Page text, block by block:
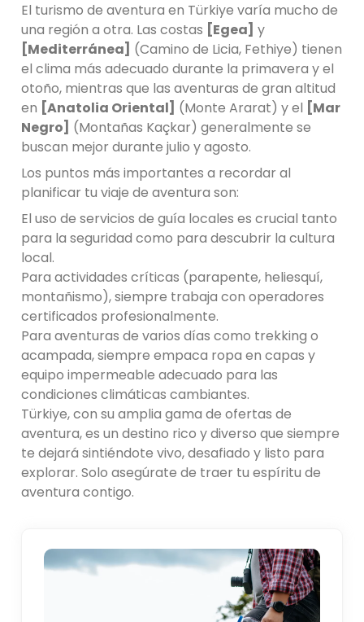
El turismo de aventura en Türkiye varía mucho de
una región a otra. Las costas [Egea] y
[Mediterránea] (Camino de Licia, Fethiye) tienen
el clima más adecuado durante la primavera y el
otoño, mientras que las aventuras de gran altitud
en [Anatolia Oriental] (Monte Ararat) y el [Mar
Negro] (Montañas Kaçkar) generalmente se
buscan mejor durante julio y agosto.
Los puntos más importantes a recordar al
planificar tu viaje de aventura son:
El uso de servicios de guía locales es crucial tanto
para la seguridad como para descubrir la cultura
local.
Para actividades críticas (parapente, heliesquí,
montañismo), siempre trabaja con operadores
certificados profesionalmente.
Para aventuras de varios días como trekking o
acampada, siempre empaca ropa en capas y
equipo impermeable adecuado para las
condiciones climáticas cambiantes.
Türkiye, con su amplia gama de ofertas de
aventura, es un destino rico y diverso que siempre
te dejará sintiéndote vivo, desafiado y listo para
explorar. Solo asegúrate de traer tu espíritu de
aventura contigo.